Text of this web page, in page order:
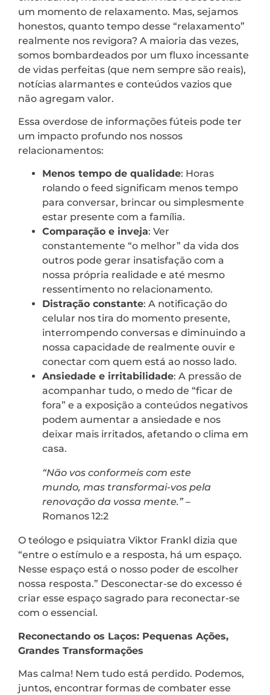
um momento de relaxamento. Mas, sejamos
honestos, quanto tempo desse “relaxamento”
realmente nos revigora? A maioria das vezes,
somos bombardeados por um fluxo incessante
de vidas perfeitas (que nem sempre são reais),
notícias alarmantes e conteúdos vazios que
não agregam valor.
Essa overdose de informações fúteis pode ter
um impacto profundo nos nossos
relacionamentos:
Menos tempo de qualidade: Horas
rolando o feed significam menos tempo
para conversar, brincar ou simplesmente
estar presente com a família.
Comparação e inveja: Ver
constantemente “o melhor” da vida dos
outros pode gerar insatisfação com a
nossa própria realidade e até mesmo
ressentimento no relacionamento.
Distração constante: A notificação do
celular nos tira do momento presente,
interrompendo conversas e diminuindo a
nossa capacidade de realmente ouvir e
conectar com quem está ao nosso lado.
Ansiedade e irritabilidade: A pressão de
acompanhar tudo, o medo de “ficar de
fora” e a exposição a conteúdos negativos
podem aumentar a ansiedade e nos
deixar mais irritados, afetando o clima em
casa.
“Não vos conformeis com este
mundo, mas transformai-vos pela
renovação da vossa mente.”–
Romanos 12:2
O teólogo e psiquiatra Viktor Frankl dizia que
“entre o estímulo e a resposta, há um espaço.
Nesse espaço está o nosso poder de escolher
nossa resposta.” Desconectar-se do excesso é
criar esse espaço sagrado para reconectar-se
com o essencial.
Reconectando os Laços: Pequenas Ações,
Grandes Transformações
Mas calma! Nem tudo está perdido. Podemos,
juntos, encontrar formas de combater esse